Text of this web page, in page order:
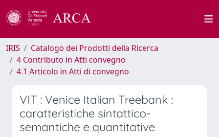
IRIS
Catalogo dei Prodotti della Ricerca
4 Contributo in Atti convegno
4.1 Articolo in Atti di convegno
VIT : Venice Italian Treebank :
caratteristiche sintattico-
semantiche e quantitative